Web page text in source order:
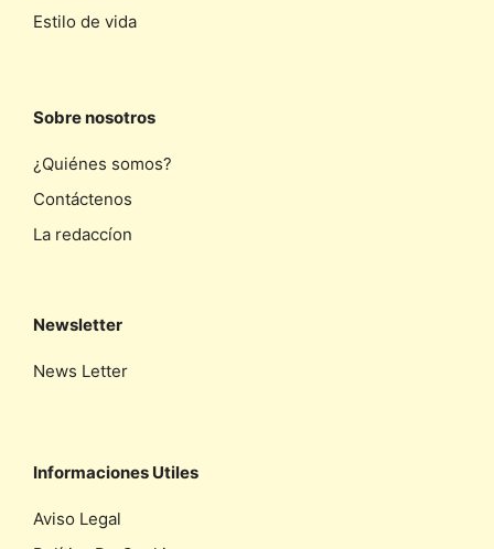
Estilo de vida
Sobre nosotros
¿Quiénes somos?
Contáctenos
La redaccíon
Newsletter
News Letter
Informaciones Utiles
Aviso Legal